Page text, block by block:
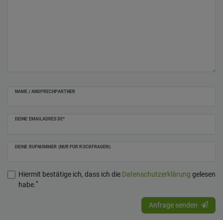
NAME / ANSPRECHPARTNER
DEINE EMAILADRESSE*
DEINE RUFNUMMER (NUR FÜR RÜCKFRAGEN)
Hiermit bestätige ich, dass ich die Daten­schutz­erklärung gelesen
habe.*
Anfrage senden